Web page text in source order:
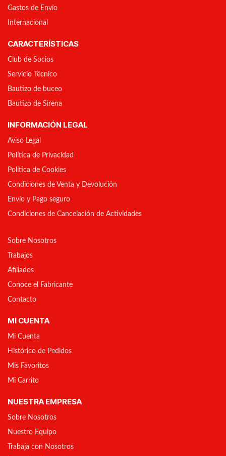
Gastos de Envío
Internacional
CARACTERÍSTICAS
Club de Socios
Servicio Técnico
Bautizo de buceo
Bautizo de Sirena
INFORMACIÓN LEGAL
Aviso Legal
Política de Privacidad
Política de Cookies
Condiciones de Venta y Devolución
Envío y Pago seguro
Condiciones de Cancelación de Actividades
Sobre Nosotros
Trabajos
Afiliados
Conoce el Fabricante
Contacto
MI CUENTA
Mi Cuenta
Histórico de Pedidos
Mis Favoritos
Mi Carrito
NUESTRA EMPRESA
Sobre Nosotros
Nuestro Equipo
Trabaja con Nosotros